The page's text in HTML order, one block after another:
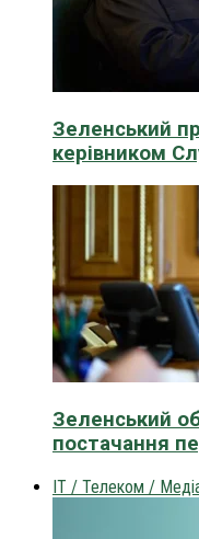
Зеленський
керівником
Зеленський
постачання
IT / Телеком /